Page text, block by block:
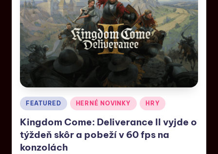
FEATURED HERNÉ NOVINKY HRY
Kingdom Come: Deliverance II vyjde o
týždeň skôr a pobeží v 60 fps na
konzolách